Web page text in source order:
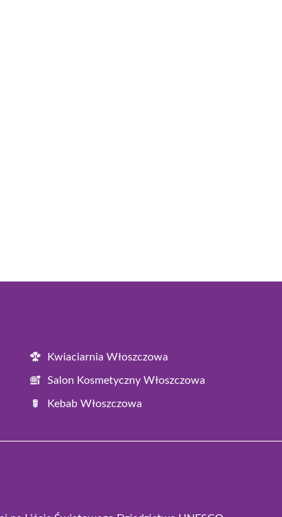
Kwiaciarnia Włoszczowa
Salon Kosmetyczny Włoszczowa
Kebab Włoszczowa